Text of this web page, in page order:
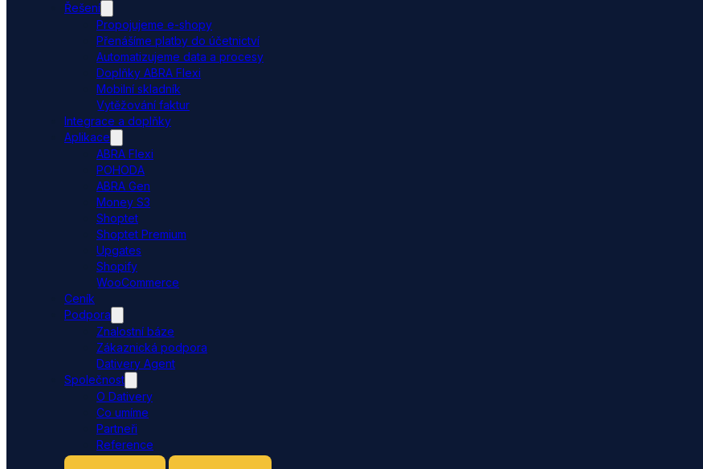
Řešení
Propojujeme e-shopy
Přenášíme platby do účetnictví
Automatizujeme data a procesy
Doplňky ABRA Flexi
Mobilní skladník
Vytěžování faktur
Integrace a doplňky
Aplikace
ABRA Flexi
POHODA
ABRA Gen
Money S3
Shoptet
Shoptet Premium
Upgates
Shopify
WooCommerce
Ceník
Podpora
Znalostní báze
Zákaznická podpora
Dativery Agent
Společnost
O Dativery
Co umíme
Partneři
Reference